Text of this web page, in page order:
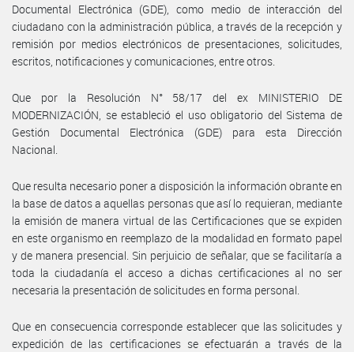
Documental Electrónica (GDE), como medio de interacción del
ciudadano con la administración pública, a través de la recepción y
remisión por medios electrónicos de presentaciones, solicitudes,
escritos, notificaciones y comunicaciones, entre otros.
Que por la Resolución N° 58/17 del ex MINISTERIO DE
MODERNIZACIÓN, se estableció el uso obligatorio del Sistema de
Gestión Documental Electrónica (GDE) para esta Dirección
Nacional.
Que resulta necesario poner a disposición la información obrante en
la base de datos a aquellas personas que así lo requieran, mediante
la emisión de manera virtual de las Certificaciones que se expiden
en este organismo en reemplazo de la modalidad en formato papel
y de manera presencial. Sin perjuicio de señalar, que se facilitaría a
toda la ciudadanía el acceso a dichas certificaciones al no ser
necesaria la presentación de solicitudes en forma personal.
Que en consecuencia corresponde establecer que las solicitudes y
expedición de las certificaciones se efectuarán a través de la